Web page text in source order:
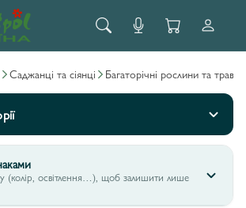
саджанці та сіянці багаторічні рослини та трави
(колір, освітлення…), щоб залишити лише